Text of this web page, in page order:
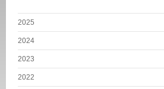
2025
2024
2023
2022